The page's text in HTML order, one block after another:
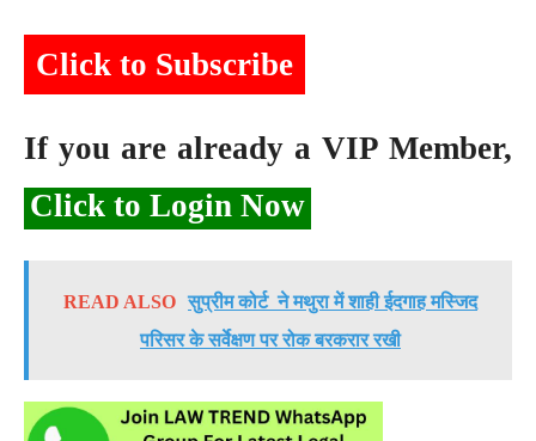
Click to Subscribe
If you are already a VIP Member,
Click to Login Now
READ ALSO सुप्रीम कोर्ट ने मथुरा में शाही ईदगाह मस्जिद
परिसर के सर्वेक्षण पर रोक बरकरार रखी